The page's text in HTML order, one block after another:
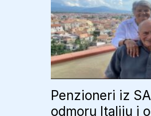
Penzioneri iz
odmoru Italiju i